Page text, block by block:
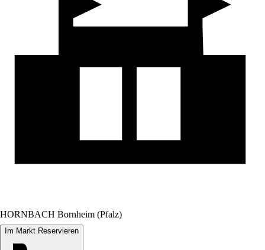
HORNBACH Bornheim (Pfalz)
Im Markt Reservieren